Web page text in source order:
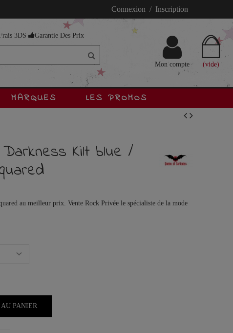
Connexion / Inscription
3DS Garantie Des Prix
(vide)
Mon compte
MARQUES LES PROMOS
Kilt blue /
au meilleur prix. Vente Rock Privée le spécialiste de la mode
PANIER